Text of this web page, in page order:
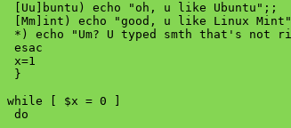
[Uu]buntu) echo "oh, u like Ubuntu";;
[Mm]int) echo "good, u like Linux
*) echo "Um? U typed smth that's not
esac
x=1
}
while [ $x = 0 ]
do